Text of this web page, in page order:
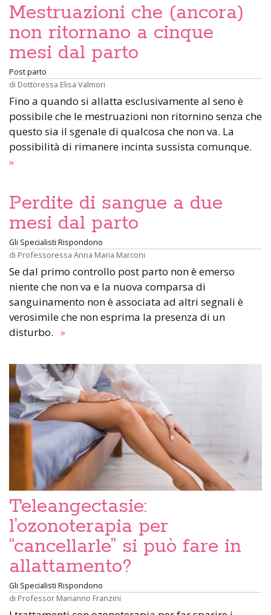
Mestruazioni che (ancora)
non ritornano a cinque
mesi dal parto
Post parto
di Dottoressa Elisa Valmori
Fino a quando si allatta esclusivamente al seno è
possibile che le mestruazioni non ritornino senza che
questo sia il sgenale di qualcosa che non va. La
possibilità di rimanere incinta sussista comunque.
»
Perdite di sangue a due
mesi dal parto
Gli Specialisti Rispondono
di Professoressa Anna Maria Marconi
Se dal primo controllo post parto non è emerso
niente che non va e la nuova comparsa di
sanguinamento non è associata ad altri segnali è
verosimile che non esprima la presenza di un
disturbo. »
Teleangectasie:
l’ozonoterapia per
“cancellarle” si può fare in
allattamento?
Gli Specialisti Rispondono
di Professor Marianno Franzini